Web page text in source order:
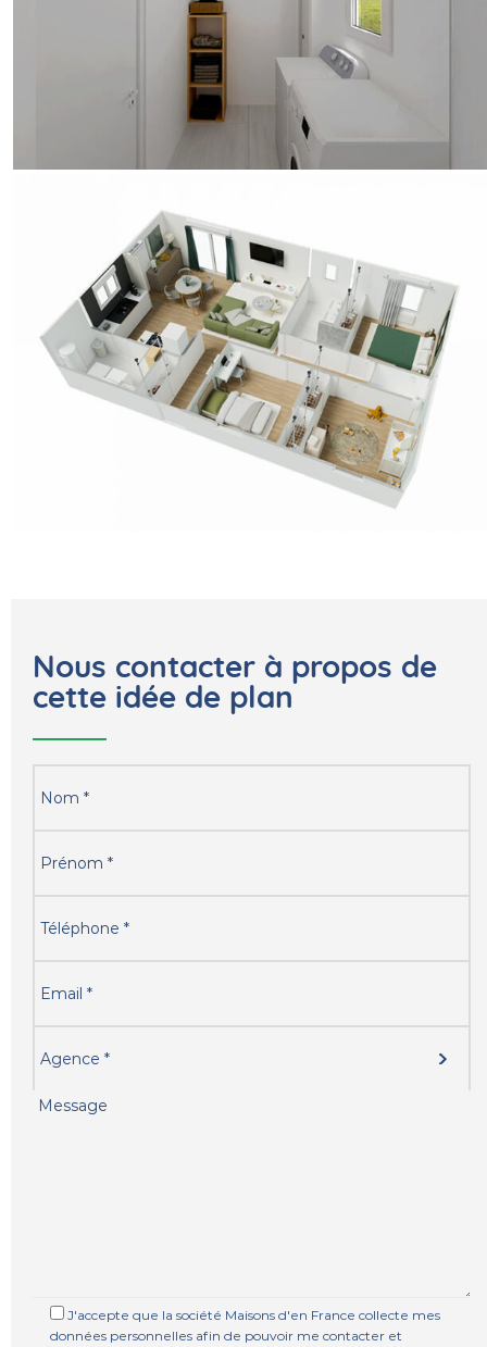
Nous contacter à propos de
cette idée de plan
J'accepte que la société Maisons d'en France collecte mes
données personnelles afin de pouvoir me contacter et